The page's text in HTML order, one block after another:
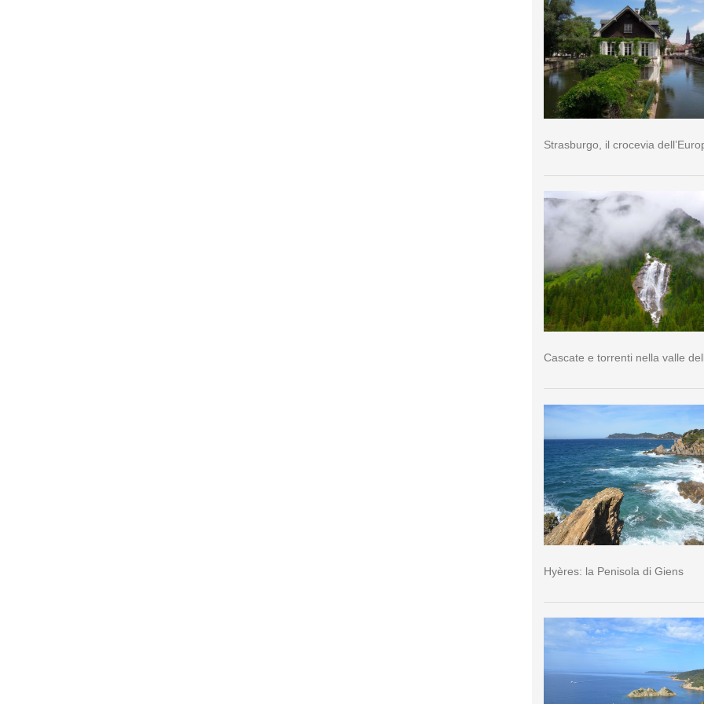
Strasburgo, il crocevia
Cascate e torrenti nella valle
Hyères: la Penisola di Giens